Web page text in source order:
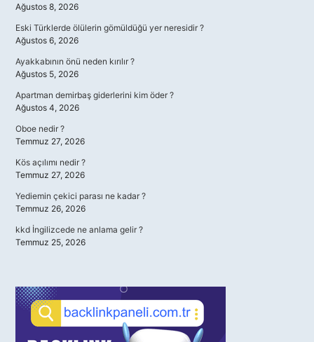
Ağustos 8, 2026
Eski Türklerde ölülerin gömüldüğü yer neresidir ?
Ağustos 6, 2026
Ayakkabının önü neden kırılır ?
Ağustos 5, 2026
Apartman demirbaş giderlerini kim öder ?
Ağustos 4, 2026
Oboe nedir ?
Temmuz 27, 2026
Kös açılımı nedir ?
Temmuz 27, 2026
Yediemin çekici parası ne kadar ?
Temmuz 26, 2026
kkd İngilizcede ne anlama gelir ?
Temmuz 25, 2026